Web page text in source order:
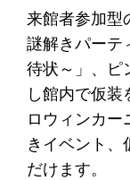
来館者参加型
謎解きパーテ
待状～」、ピ
し館内で仮
ロウィンカー
きイベント、
だけます。